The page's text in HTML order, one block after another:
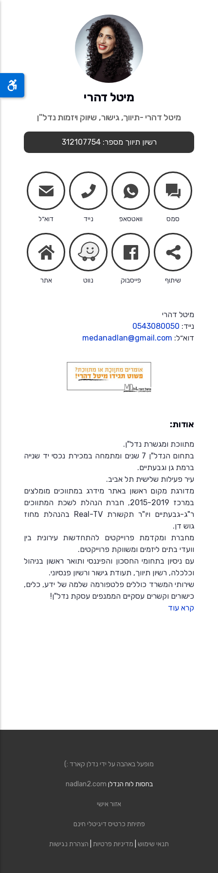
מיטל דהרי
מיטל דהרי -תיווך, גישור, שיווק ויזמות נדל"ן
רשיון תיווך מספר: 312107754
chats
whatsapp
phone
mail
סמס וואטסאפ נייד דוא״ל
share
facebook
home
שיתוף פייסבוק נווט אתר
מיטל דהרי
נייד: 0543080050
דוא״ל: medanadlan@gmail.com
אודות:
מתווכת ומגשרת נדל"ן.
בתחום הנדל"ן 7 שנים ומתמחה במכירת נכסי יד שנייה
ברמת גן וגבעתיים.
עיר פעילות שלישית תל אביב.
מדורגת מקום ראשון באתר מידרג במתווכים מומלצים
במרכז 2015-2019, חברת הנהלת לשכת המתווכים
ר"ג-גבעתיים ויו"ר תקשורת Real-TV בהנהלת מחוז
גוש דן.
מחברת ומקדמת פרוייקטים להתחדשות עירונית בין
וועדי בתים ליזמים ומשווקת פרוייקטים.
עם ניסיון בתחומי החסכון והפיננסי ותואר ראשון בניהול
וכלכלה, רשיון תיווך, תעודת גישור ורשיון פנסיוני.
שירותי המשרד כוללים פלטפורמה שלמה של ידע, כלים,
כישורים וקשרים עסקיים הממנפים עסקת נדל"ן!
קרא עוד
מופעל באהבה על ידי נדלן קארד :)
בחסות לוח הנדלן nadlan2.com
אזור אישי
פתיחת כרטיס דיגיטלי חינם
תנאי שימוש מדיניות פרטיות הצהרת נגישות